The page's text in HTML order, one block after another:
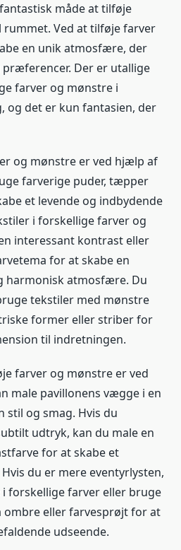
måde at tilføje
Ved at tilføje farver
en unik atmosfære, der
Der er utallige
farver og mønstre i
og det er kun fantasien, der
og mønstre er ved hjælp af
farverige puder, tæpper
et levende og indbydende
i forskellige farver og
interessant kontrast eller
for at skabe en
harmonisk atmosfære. Du
tekstiler med mønstre
former eller striber for
til indretningen.
farver og mønstre er ved
male pavillonens vægge i en
stil og smag. Hvis du
udtryk, kan du male en
for at skabe et
du er mere eventyrlysten,
forskellige farver eller bruge
ombre eller farvesprøjt for at
udseende.